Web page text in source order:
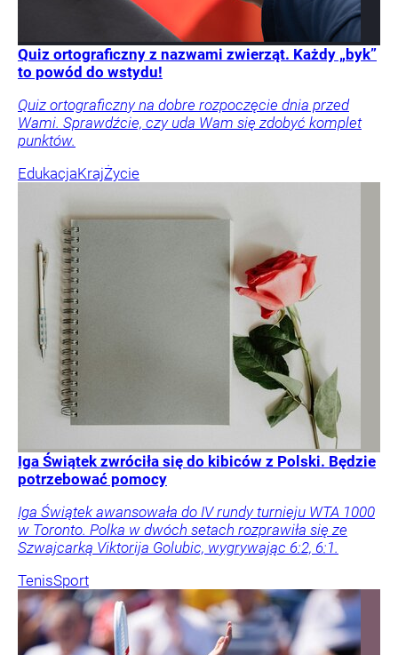
Quiz ortograficzny z nazwami zwierząt. Każdy „byk”
to powód do wstydu!
Quiz ortograficzny na dobre rozpoczęcie dnia przed
Wami. Sprawdźcie, czy uda Wam się zdobyć komplet
punktów.
EdukacjaKrajŻycie
Iga Świątek zwróciła się do kibiców z Polski. Będzie
potrzebować pomocy
Iga Świątek awansowała do IV rundy turnieju WTA 1000
w Toronto. Polka w dwóch setach rozprawiła się ze
Szwajcarką Viktorija Golubic, wygrywając 6:2, 6:1.
TenisSport